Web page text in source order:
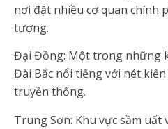
nơi đặt nhiều cơ quan chính
tượng.
Đại Đồng: Một trong những
Đài Bắc nổi tiếng với nét
truyền thống.
Trung Sơn: Khu vực sầm